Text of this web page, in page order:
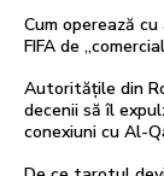
Cum operează
FIFA de
Autoritățile din
decenii să îl
conexiuni cu Al-